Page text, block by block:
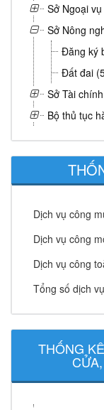
Sở Ngoại
Sở Nông
Đăng ký
Đất đai
Sở Tài
Bộ thủ tục
Dịch vụ công
Dịch vụ công
Dịch vụ công
Tổng số dịch
THỐNG